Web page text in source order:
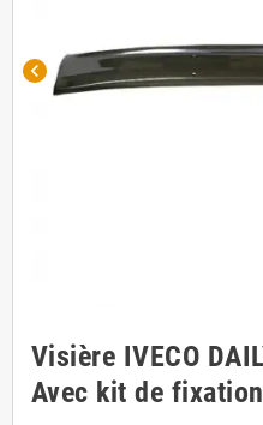
chevron_left
Visière IVECO
Avec kit de